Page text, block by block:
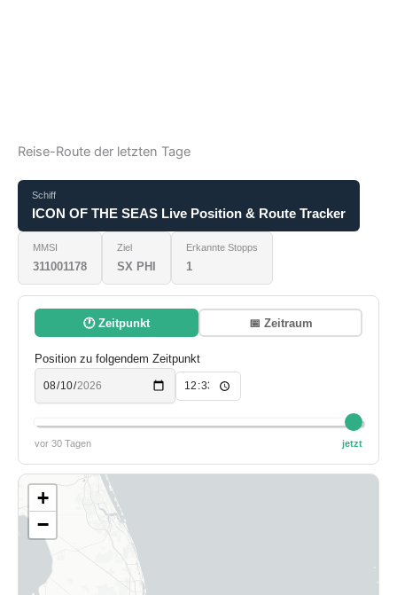
Reise-Route der letzten Tage
Schiff
ICON OF THE SEAS Live Position & Route Tracker
MMSI
311001178
Ziel
SX PHI
Erkannte Stopps
1
🕐 Zeitpunkt 📅 Zeitraum
Position zu folgendem Zeitpunkt
vor 30 Tagen jetzt
+
−